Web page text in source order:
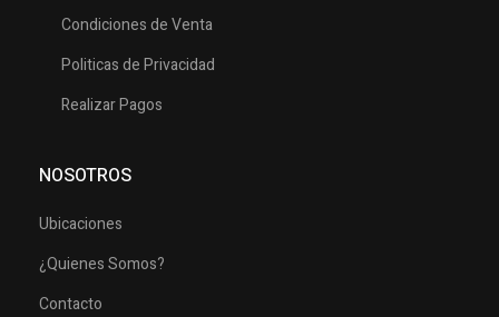
Condiciones de Venta
Politicas de Privacidad
Realizar Pagos
NOSOTROS
Ubicaciones
¿Quienes Somos?
Contacto